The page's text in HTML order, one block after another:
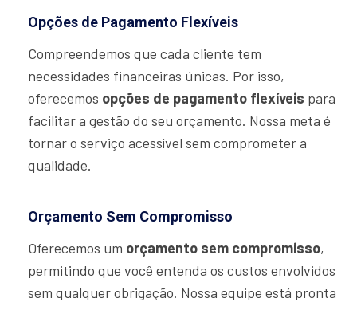
Opções de Pagamento Flexíveis
Compreendemos que cada cliente tem
necessidades financeiras únicas. Por isso,
oferecemos opções de pagamento flexíveis para
facilitar a gestão do seu orçamento. Nossa meta é
tornar o serviço acessível sem comprometer a
qualidade.
Orçamento Sem Compromisso
Oferecemos um orçamento sem compromisso,
permitindo que você entenda os custos envolvidos
sem qualquer obrigação. Nossa equipe está pronta